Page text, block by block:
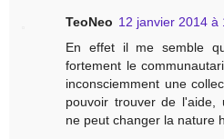
TeoNeo 12 janvier 2014 à
En effet il me semble
fortement le
inconsciemment une
pouvoir trouver de l'aide,
ne peut changer la nature